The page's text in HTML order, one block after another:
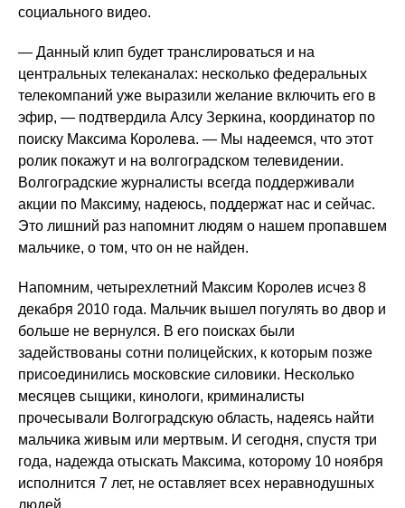
социального видео.
— Данный клип будет транслироваться и на
центральных телеканалах: несколько федеральных
телекомпаний уже выразили желание включить его в
эфир, — подтвердила Алсу Зеркина, координатор по
поиску Максима Королева. — Мы надеемся, что этот
ролик покажут и на волгоградском телевидении.
Волгоградские журналисты всегда поддерживали
акции по Максиму, надеюсь, поддержат нас и сейчас.
Это лишний раз напомнит людям о нашем пропавшем
мальчике, о том, что он не найден.
Напомним, четырехлетний Максим Королев исчез 8
декабря 2010 года. Мальчик вышел погулять во двор и
больше не вернулся. В его поисках были
задействованы сотни полицейских, к которым позже
присоединились московские силовики. Несколько
месяцев сыщики, кинологи, криминалисты
прочесывали Волгоградскую область, надеясь найти
мальчика живым или мертвым. И сегодня, спустя три
года, надежда отыскать Максима, которому 10 ноября
исполнится 7 лет, не оставляет всех неравнодушных